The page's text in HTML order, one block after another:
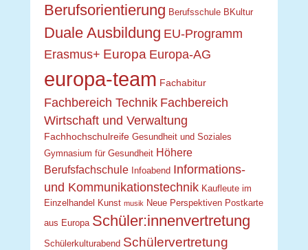
Berufsorientierung Berufsschule BKultur
Duale Ausbildung EU-Programm
Erasmus+ Europa Europa-AG
europa-team Fachabitur
Fachbereich Technik Fachbereich
Wirtschaft und Verwaltung
Fachhochschulreife Gesundheit und Soziales
Gymnasium für Gesundheit Höhere
Berufsfachschule Infoabend Informations-
und Kommunikationstechnik Kaufleute im
Einzelhandel
Kunst musik Neue Perspektiven Postkarte
aus Europa Schüler:innenvertretung
Schülerkulturabend Schülervertretung